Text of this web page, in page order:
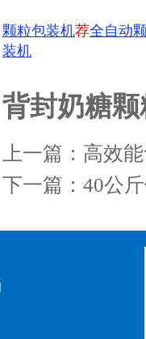
颗粒包装机荐全自动
装机
背封奶糖
上一篇： 高效
下一篇： 40公